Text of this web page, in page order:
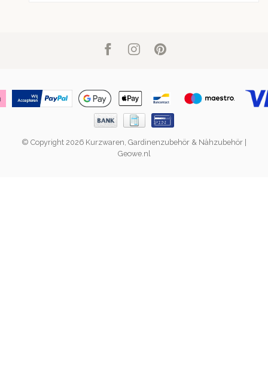
© Copyright 2026 Kurzwaren, Gardinenzubehör & Nähzubehör |
Geowe.nl